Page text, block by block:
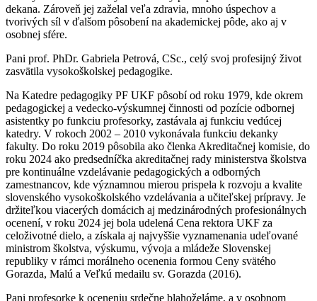
dekana. Zároveň jej zaželal veľa zdravia, mnoho úspechov a
tvorivých síl v ďalšom pôsobení na akademickej pôde, ako aj v
osobnej sfére.
Pani prof. PhDr. Gabriela Petrová, CSc., celý svoj profesijný život
zasvätila vysokoškolskej pedagogike.
Na Katedre pedagogiky PF UKF pôsobí od roku 1979, kde okrem
pedagogickej a vedecko-výskumnej činnosti od pozície odbornej
asistentky po funkciu profesorky, zastávala aj funkciu vedúcej
katedry. V rokoch 2002 – 2010 vykonávala funkciu dekanky
fakulty. Do roku 2019 pôsobila ako členka Akreditačnej komisie, do
roku 2024 ako predsedníčka akreditačnej rady ministerstva školstva
pre kontinuálne vzdelávanie pedagogických a odborných
zamestnancov, kde významnou mierou prispela k rozvoju a kvalite
slovenského vysokoškolského vzdelávania a učiteľskej prípravy. Je
držiteľkou viacerých domácich aj medzinárodných profesionálnych
ocenení, v roku 2024 jej bola udelená Cena rektora UKF za
celoživotné dielo, a získala aj najvyššie vyznamenania udeľované
ministrom školstva, výskumu, vývoja a mládeže Slovenskej
republiky v rámci morálneho ocenenia formou Ceny svätého
Gorazda, Malú a Veľkú medailu sv. Gorazda (2016).
Pani profesorke k oceneniu srdečne blahoželáme, a v osobnom